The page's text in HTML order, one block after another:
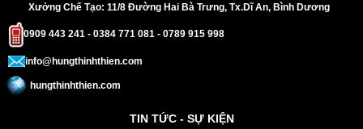
Xưởng Chế Tạo: 11/8 Đường Hai Bà Trưng, Tx.Dĩ An, Bình Dương
0909 443 241 - 0384 771 081 - 0789 915 998
info@hungthinhthien.com
hungthinhthien.com
TIN TỨC - SỰ KIỆN